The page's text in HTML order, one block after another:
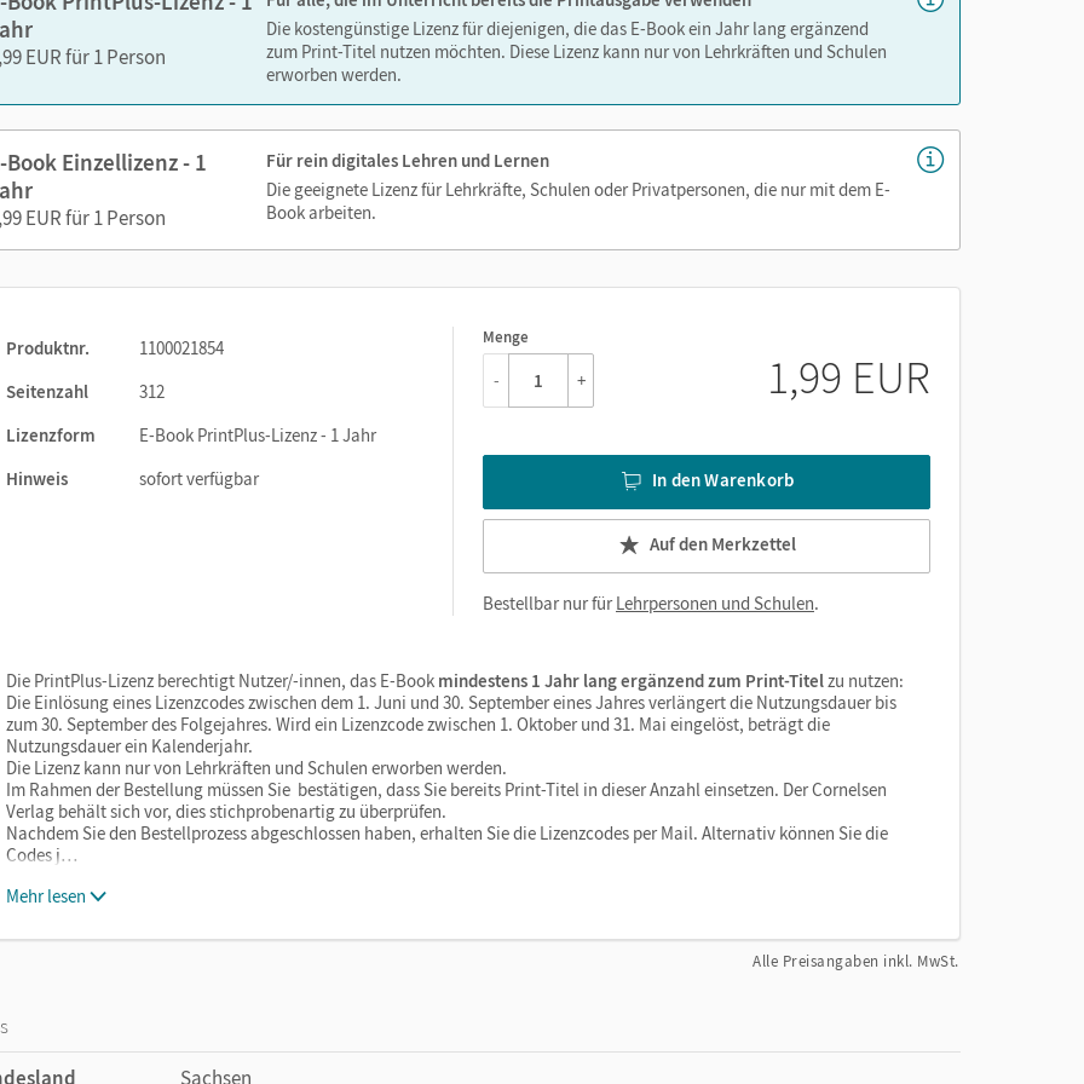
EUR für 1 Person
Die kostengünstige Lizenz für diejenigen, die das E-Book ein Jahr lang ergänzend
zum Print-Titel nutzen möchten. Diese Lizenz kann nur von Lehrkräften und Schulen
erworben werden.
Book Einzellizenz - 1
EUR für 1 Person
Für rein digitales Lehren und Lernen
Die geeignete Lizenz für Lehrkräfte, Schulen oder Privatpersonen, die nur mit dem E-
Book arbeiten.
Produktnr.
1100021854
Seitenzahl
312
Lizenzform
E-Book PrintPlus-Lizenz - 1 Jahr
Hinweis
sofort verfügbar
Menge
1
- + 1,99 EUR
In den Warenkorb
Auf den Merkzettel
Bestellbar nur fürLehrpersonen und Schulen.
Die PrintPlus-Lizenz berechtigt Nutzer/-innen, das E-Book mindestens 1 Jahr lang ergänzend zum Print-Titelzu nutzen:
Die Einlösung eines Lizenzcodes zwischen dem 1. Juni und 30. September eines Jahres verlängert die Nutzungsdauer bis
zum 30. September des Folgejahres. Wird ein Lizenzcode zwischen 1. Oktober und 31. Mai eingelöst, beträgt die
Nutzungsdauer ein Kalenderjahr.
Die Lizenz kann nur von Lehrkräften und Schulen erworben werden.
Im Rahmen der Bestellung müssen Sie bestätigen, dass Sie bereits Print-Titel in dieser Anzahl einsetzen. Der Cornelsen
Verlag behält sich vor, dies stichprobenartig zu überprüfen.
Nachdem Sie den Bestellprozess abgeschlossen haben, erhalten Sie die Lizenzcodes per Mail. Alternativ können Sie die
Codes j…
Mehr lesen
Alle Preisangaben inkl. MwSt.
Sachsen